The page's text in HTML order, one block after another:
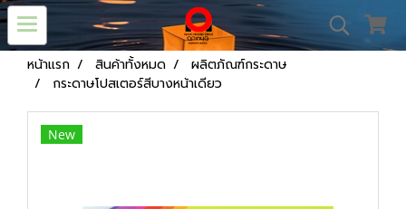
หน้าแรก สินค้าทั้งหมด
ผลิตภัณฑ์กระดาษ
กระดาษโปสเตอร์สีบางหน้าเดียว
New